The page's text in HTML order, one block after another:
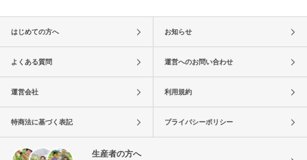
はじめての方へ お知らせ
よくある質問 運営へのお問い合わせ
運営会社 利用規約
特商法に基づく表記 プライバシーポリシー
生産者の方へ